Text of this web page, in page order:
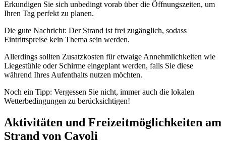
Erkundigen Sie sich unbedingt vorab über die Öffnungszeiten, um
Ihren Tag perfekt zu planen.
Die gute Nachricht: Der Strand ist frei zugänglich, sodass
Eintrittspreise kein Thema sein werden.
Allerdings sollten Zusatzkosten für etwaige Annehmlichkeiten wie
Liegestühle oder Schirme eingeplant werden, falls Sie diese
während Ihres Aufenthalts nutzen möchten.
Noch ein Tipp: Vergessen Sie nicht, immer auch die lokalen
Wetterbedingungen zu berücksichtigen!
Aktivitäten und Freizeitmöglichkeiten am
Strand von Cavoli